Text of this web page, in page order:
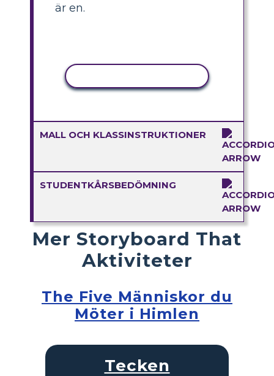
är en.
MALL OCH KLASSINSTRUKTIONER
STUDENTKÅRSBEDÖMNING
Mer Storyboard That
Aktiviteter
The Five Människor du
Möter i Himlen
Tecken